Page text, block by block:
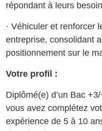
répondant à leurs
· Véhiculer et renforcer
entreprise, consolidant
positionnement sur le
Votre profil :
Diplômé(e) d’un Bac
vous avez complétez
expérience de 5 à 10